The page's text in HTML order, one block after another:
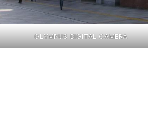
OLYMPUS DIGITAL CAMERA